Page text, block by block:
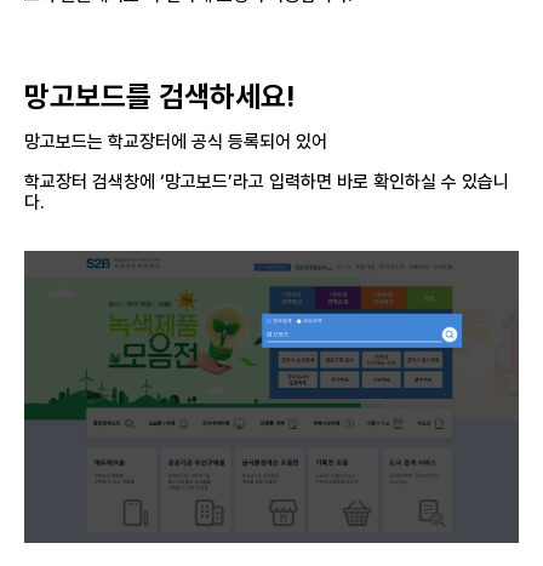
망고보드를 검색하세요!
망고보드는 학교장터에 공식 등록되어 있어
학교장터 검색창에 ‘망고보드’라고 입력하면 바로 확인하실 수 있습니
다.